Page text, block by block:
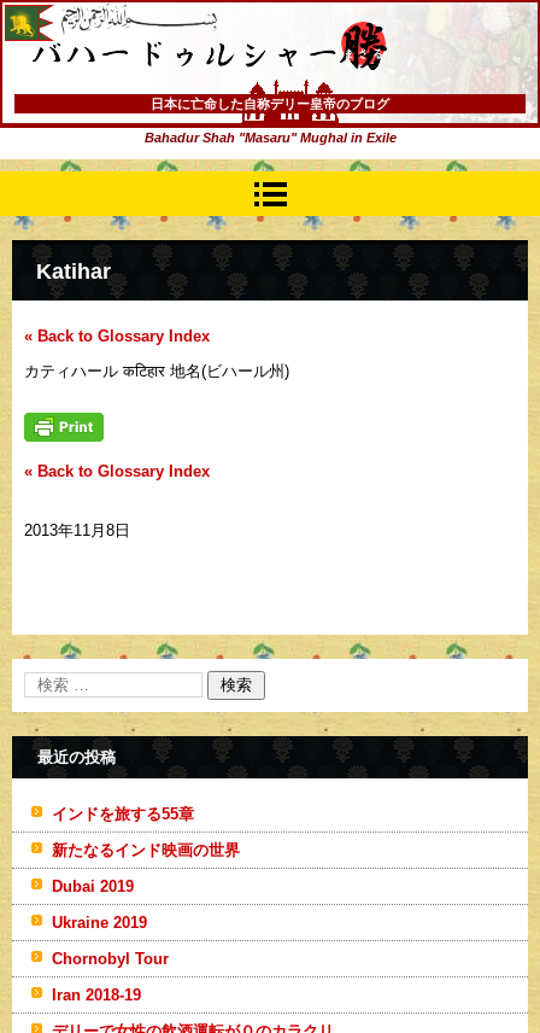
バハードゥルシャー勝(まさる)
日本に亡命した自称デリー皇帝のブログ
Bahadur Shah "Masaru" Mughal in Exile
Katihar
« Back to Glossary Index
カティハール कटिहार 地名(ビハール州)
« Back to Glossary Index
2013年11月8日
最近の投稿
インドを旅する55章
新たなるインド映画の世界
Dubai 2019
Ukraine 2019
Chornobyl Tour
Iran 2018-19